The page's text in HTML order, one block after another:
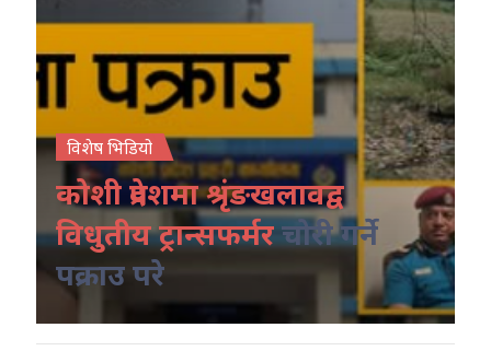
विशेष भिडियो
कोशी प्रदेशमा श्रृंङखलावद्व
विधुतीय ट्रान्सफर्मरचोरी गर्ने
पक्राउ परे